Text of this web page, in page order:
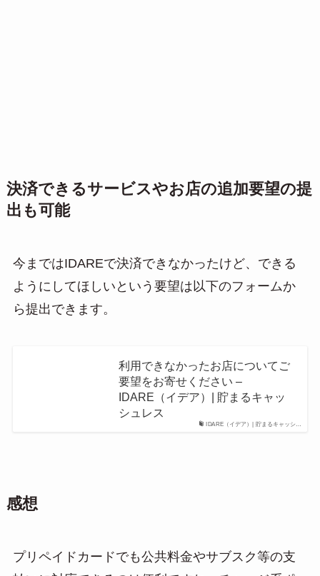
決済できるサービスやお店の追加要望の提
出も可能
今まではIDAREで決済できなかったけど、できる
ようにしてほしいという要望は以下のフォームか
ら提出できます。
IDARE（イデア）| 貯まるキャッシ…
利用できなかったお店についてご
要望をお寄せください –
IDARE（イデア）| 貯まるキャッ
シュレス
感想
プリペイドカードでも公共料金やサブスク等の支